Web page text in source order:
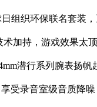
组织环保联名套装
术加持，游戏效果太
潜行系列腕表扬帆
受录音室级音质降噪